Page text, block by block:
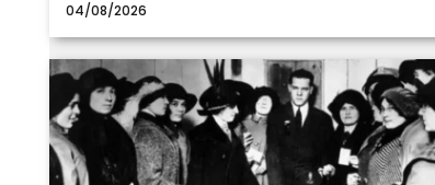
04/08/2026